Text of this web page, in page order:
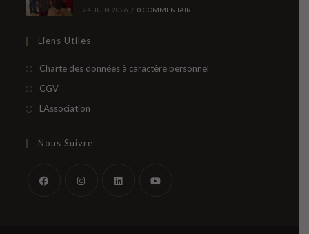
24 JUIN 2026 / 0 COMMENTAIRE
Liens Utiles
Charte des données à caractère personnelS’ouvre
CGVS’ouvre
dans
nouvel
L'AssociationS’ouvre
un
onglet
Nous Suivre